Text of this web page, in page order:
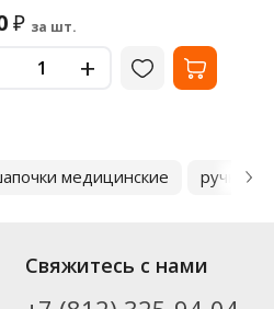
₽ за шт.
+
медицинские ручки
Свяжитесь с нами